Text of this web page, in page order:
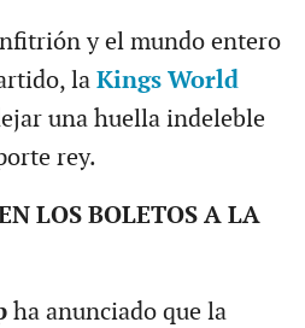
y el mundo entero
la Kings World
una huella indeleble
rey.
LOS BOLETOS A LA
ha anunciado que la